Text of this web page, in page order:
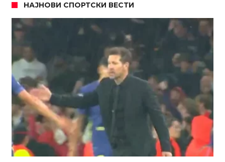
НАЈНОВИ СПОРТСКИ ВЕСТИ